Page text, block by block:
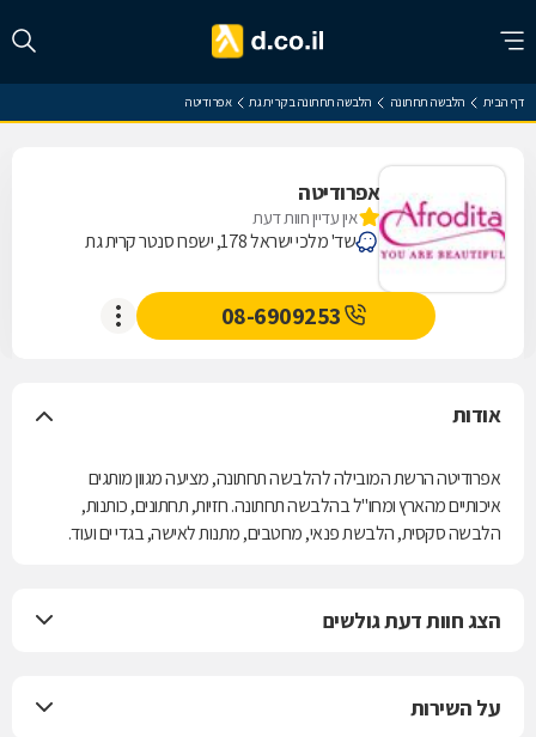
דף הבית הלבשה תחתונה הלבשה תחתונה בקרית גת אפרודיטה
אפרודיטה
אין עדיין חוות דעת
שד' מלכי ישראל 178, ישפרו סנטר קרית גת
08-6909253
אודות
אפרודיטה הרשת המובילה להלבשה תחתונה, מציעה מגוון מותגים
איכותיים מהארץ ומחו"ל בהלבשה תחתונה. חזיות, תחתונים, כותנות,
הלבשה סקסית, הלבשת פנאי, מחטבים, מתנות לאישה, בגדי ים ועוד.
הצג חוות דעת גולשים
על השירות